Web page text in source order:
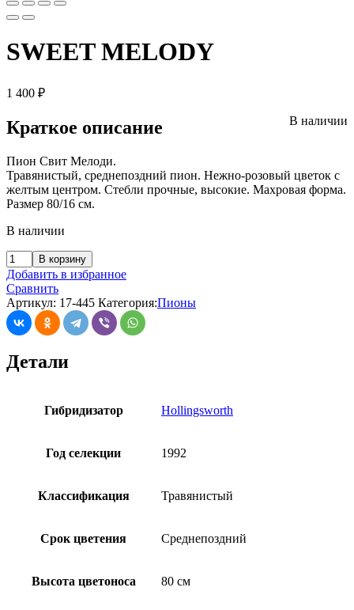
SWEET MELODY
1 400 ₽
В наличии
Краткое описание
Пион Свит Мелоди.
Травянистый, среднепоздний пион. Нежно-розовый цветок с
желтым центром. Стебли прочные, высокие. Махровая форма.
Размер 80/16 см.
В наличии
В корзину
Добавить в избранное
Сравнить
Артикул: 17-445 Категория:Пионы
Детали
Гибридизатор Hollingsworth
Год селекции 1992
Классификация Травянистый
Срок цветения Среднепоздний
Высота цветоноса 80 см